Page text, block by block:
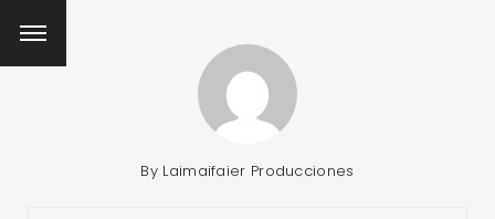
By Laimaifaier Producciones